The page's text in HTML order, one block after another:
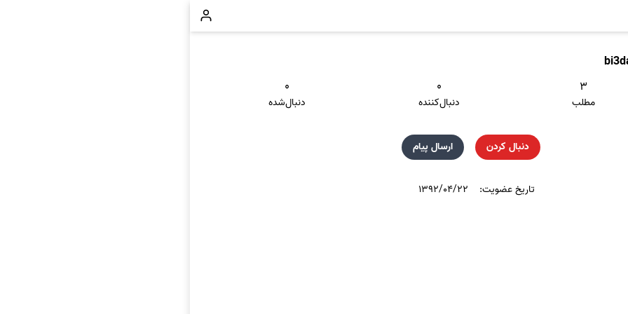
۳
مطلب
۰
دنبال‌کننده
۰
دنبال‌شده
دنبال کردن ارسال پیام
تاریخ عضویت: ۱۳۹۲/۰۴/۲۲